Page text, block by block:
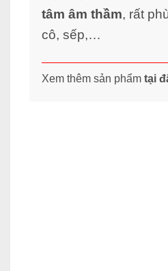
tâm âm thầm, rất
cô, sếp,…
Xem thêm sản phẩm tại